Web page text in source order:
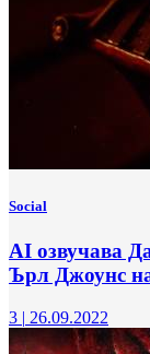
Social
AI озвучава
Ърл Джоунс
3 | 26.09.2022